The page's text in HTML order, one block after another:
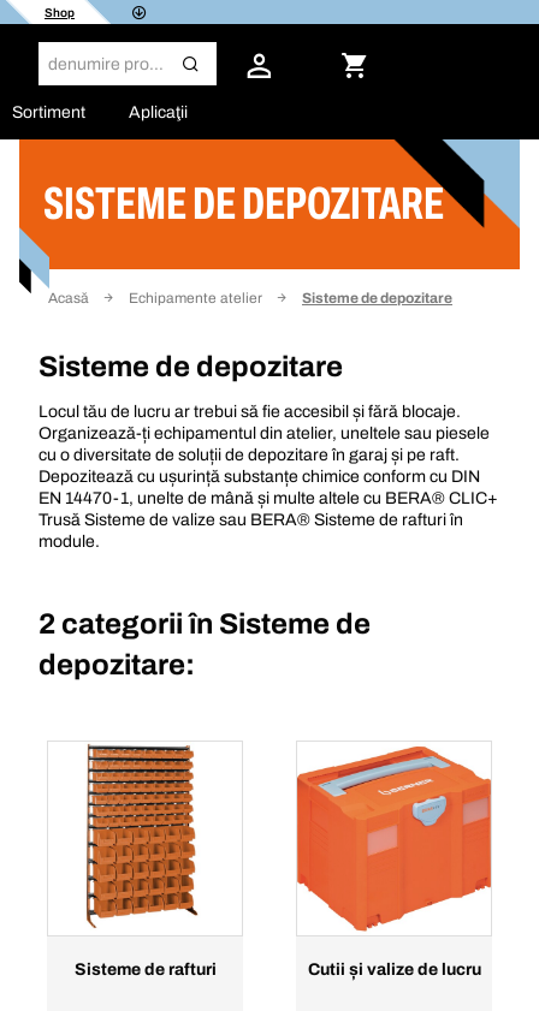
Shop
Sortiment Aplicaţii
SISTEME DE DEPOZITARE
Acasă Echipamente atelier Sisteme de depozitare
Sisteme de depozitare
Locul tău de lucru ar trebui să fie accesibil și fără blocaje.
Organizează-ți echipamentul din atelier, uneltele sau piesele
cu o diversitate de soluții de depozitare în garaj și pe raft.
Depozitează cu ușurință substanțe chimice conform cu DIN
EN 14470-1, unelte de mână și multe altele cu BERA® CLIC+
Trusă Sisteme de valize sau BERA® Sisteme de rafturi în
module.
2 categorii în Sisteme de
depozitare:
Sisteme de rafturi Cutii și valize de lucru
Filtru